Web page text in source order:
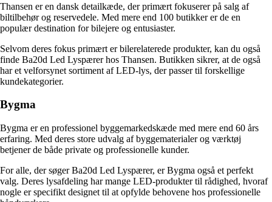
Thansen er en dansk detailkæde, der primært fokuserer på salg af
biltilbehør og reservedele. Med mere end 100 butikker er de en
populær destination for bilejere og entusiaster.
Selvom deres fokus primært er bilerelaterede produkter, kan du også
finde Ba20d Led Lyspærer hos Thansen. Butikken sikrer, at de også
har et velforsynet sortiment af LED-lys, der passer til forskellige
kundekategorier.
Bygma
Bygma er en professionel byggemarkedskæde med mere end 60 års
erfaring. Med deres store udvalg af byggematerialer og værktøj
betjener de både private og professionelle kunder.
For alle, der søger Ba20d Led Lyspærer, er Bygma også et perfekt
valg. Deres lysafdeling har mange LED-produkter til rådighed, hvoraf
nogle er specifikt designet til at opfylde behovene hos professionelle